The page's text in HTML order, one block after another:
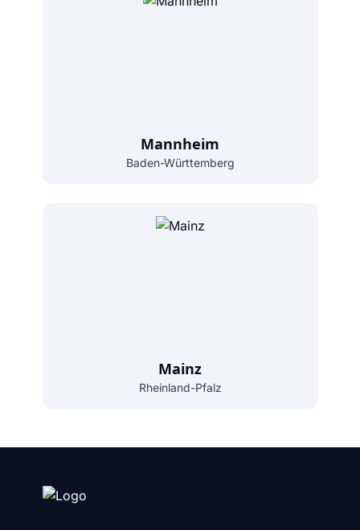
Mannheim
Baden-Württemberg
Mainz
Rheinland-Pfalz